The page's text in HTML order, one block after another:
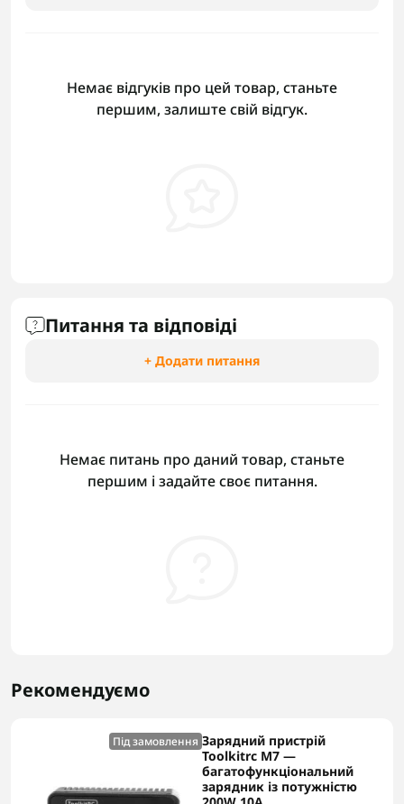
Немає відгуків про цей товар, станьте
першим, залиште свій відгук.
Питання та відповіді
+ Додати питання
Немає питань про даний товар, станьте
першим і задайте своє питання.
Рекомендуємо
Під замовлення Зарядний пристрій
Toolkitrc M7 —
багатофункціональний
зарядник із потужністю